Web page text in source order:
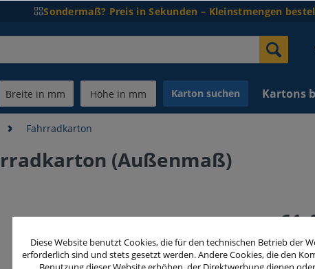
Sondermaß? Preis in Sekunden – Kleinstmengen
Karton suchen Kartons
Fahrradkarton
(Außenmaß)
inkl.
Diese Website benutzt Cookies, die für den technischen Betrieb der
erforderlich sind und stets gesetzt werden. Andere Cookies, die den